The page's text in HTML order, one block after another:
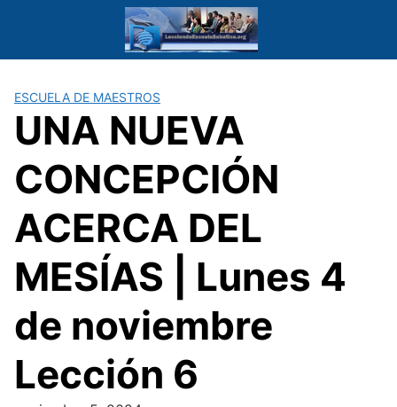
ESCUELA DE MAESTROS
UNA NUEVA
CONCEPCIÓN
ACERCA DEL
MESÍAS | Lunes 4
de noviembre
Lección 6